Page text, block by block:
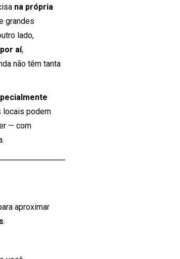
na própria
grandes
lado,
aí,
não têm tanta
locais podem
— com
aproximar
.